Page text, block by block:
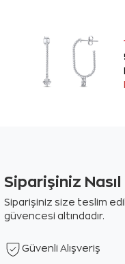
Siparişiniz
Siparişiniz size teslim
güvencesi altındadır.
Güvenli Alışveriş